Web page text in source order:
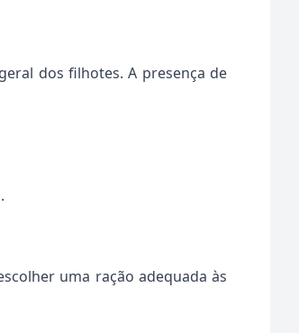
dos filhotes. A presença de
uma ração adequada às